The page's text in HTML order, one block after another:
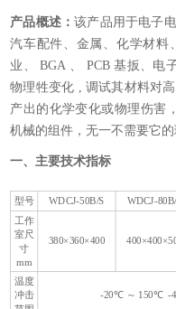
产品概述：该产品用于电子
汽车配件、金属、化学材料
业、 BGA 、 PCB 基扳、电
物理牲变化 , 调试其材料对
产出的化学变化或物理伤害
机械的组件，无一不需要它的
一、主要技术指标
型号 WDCJ-50B/S WDCJ-
工作
室尺
寸
mm
380×360×400
温度
冲击 -20℃ ～ 150℃ -